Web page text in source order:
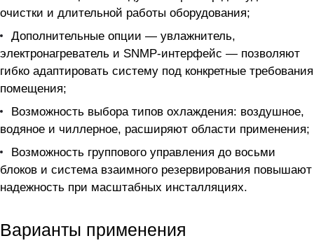
очистки и длительной работы оборудования;
Дополнительные опции — увлажнитель,
электронагреватель и SNMP-интерфейс — позволяют
гибко адаптировать систему под конкретные требования
помещения;
Возможность выбора типов охлаждения: воздушное,
водяное и чиллерное, расширяют области применения;
Возможность группового управления до восьми
блоков и система взаимного резервирования повышают
надежность при масштабных инсталляциях.
Варианты применения